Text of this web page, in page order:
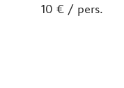
10 € / pers.